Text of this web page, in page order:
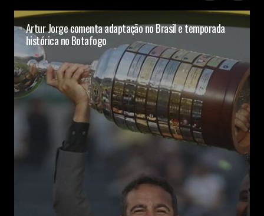
Artur Jorge comenta adaptação no Brasil e temporada
histórica no Botafogo